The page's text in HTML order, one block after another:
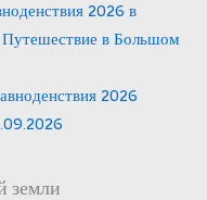
2026 в
Путешествие в Большом
2026
земли